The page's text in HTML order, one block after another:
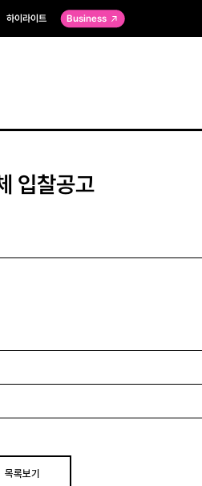
하이라이트 Business
입찰공고
목록보기